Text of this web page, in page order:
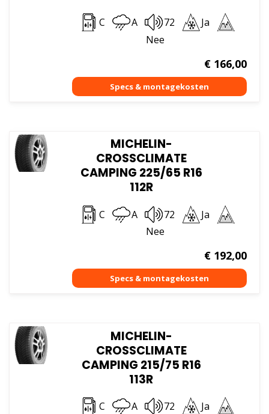
C A 72
Ja
Nee
€166,00
MICHELIN-
CROSSCLIMATE
CAMPING 225/65 R16
112R
C A 72
Ja
Nee
€192,00
MICHELIN-
CROSSCLIMATE
CAMPING 215/75 R16
113R
C A 72
Ja